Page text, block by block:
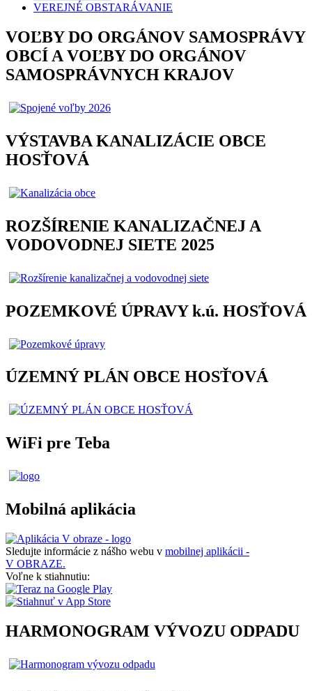
VEREJNÉ OBSTARÁVANIE
VOĽBY DO ORGÁNOV SAMOSPRÁVY
OBCÍ A VOĽBY DO ORGÁNOV
SAMOSPRÁVNYCH KRAJOV
VÝSTAVBA KANALIZÁCIE OBCE
HOSŤOVÁ
ROZŠÍRENIE KANALIZAČNEJ A
VODOVODNEJ SIETE 2025
POZEMKOVÉ ÚPRAVY k.ú. HOSŤOVÁ
ÚZEMNÝ PLÁN OBCE HOSŤOVÁ
WiFi pre Teba
Mobilná aplikácia
Sledujte informácie z nášho webu v mobilnej aplikácii -
V OBRAZE.
Voľne k stiahnutiu:
HARMONOGRAM VÝVOZU ODPADU